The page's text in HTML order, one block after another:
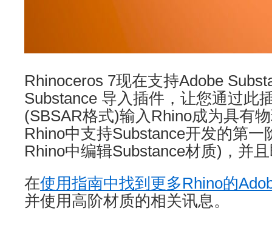
Rhinoceros 7现在支持Adobe
Substance 导入插件，让您通过此
(SBSAR格式)输入Rhino成为具有
Rhino中支持Substance开发的第一
Rhino中编辑Substance材质)，并
在使用指南中找到更多Rhino的
并使用高阶材质的相关讯息。